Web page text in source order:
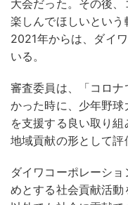
大会だった。その後
楽しんでほしいという
2021年からは、ダイ
いる。
審査委員は、「コロ
かった時に、少年野
を支援する良い取り
地域貢献の形として評
ダイワコーポレーシ
めとする社会貢献活